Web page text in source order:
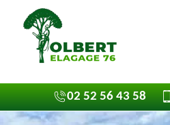
02 52 56 43 58